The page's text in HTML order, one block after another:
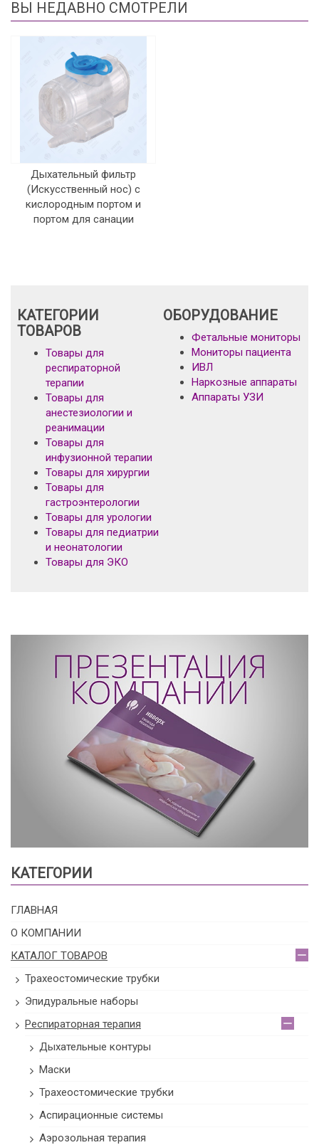
ВЫ НЕДАВНО СМОТРЕЛИ
Дыхательный фильтр
(Искусственный нос) с
кислородным портом и
портом для санации
КАТЕГОРИИ
ТОВАРОВ
Товары для
респираторной
терапии
Товары для
анестезиологии и
реанимации
Товары для
инфузионной терапии
Товары для хирургии
Товары для
гастроэнтерологии
Товары для урологии
Товары для педиатрии
и неонатологии
Товары для ЭКО
ОБОРУДОВАНИЕ
Фетальные мониторы
Мониторы пациента
ИВЛ
Наркозные аппараты
Аппараты УЗИ
КАТЕГОРИИ
ГЛАВНАЯ
О КОМПАНИИ
КАТАЛОГ ТОВАРОВ
Трахеостомические трубки
Эпидуральные наборы
Респираторная терапия
Дыхательные контуры
Маски
Трахеостомические трубки
Аспирационные системы
Аэрозольная терапия